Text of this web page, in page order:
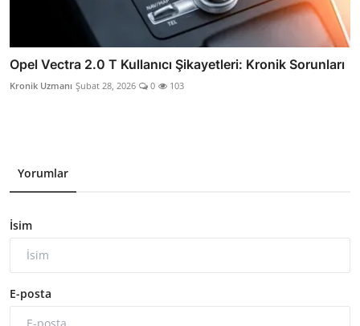
Opel Vectra 2.0 T Kullanıcı Şikayetleri: Kronik Sorunları
Kronik Uzmanı Şubat 28, 2026 0 103
Yorumlar
İsim
E-posta